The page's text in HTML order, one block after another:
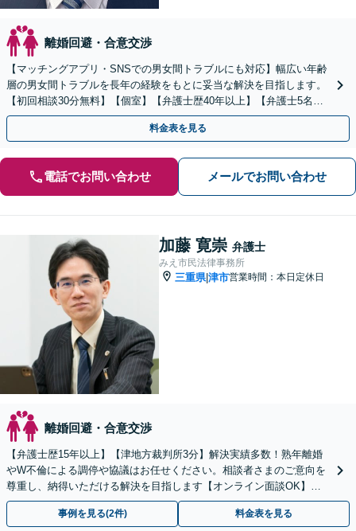
離婚回避・合意交渉
【マッチングアプリ・SNSでの男女間トラブルにも対応】幅広い年齢
層の男女間トラブルを長年の経験をもとに妥当な解決を目指します。
【初回相談30分無料】【個室】【弁護士歴40年以上】【弁護士5名の
共同事務所】
料金表を見る
電話でお問い合わせ メールでお問い合わせ
加藤 寛崇 弁護士
みえ市民法律事務所
三重県|津市営業時間：本日定休日
離婚回避・合意交渉
【弁護士歴15年以上】【津地方裁判所3分】解決実績多数！熟年離婚
やW不倫による調停や協議はお任せください。相談者さまのご意向を
尊重し、納得いただける解決を目指します【オンライン面談OK】
【お子さま連れの相談可】
事例を見る(2件) 料金表を見る